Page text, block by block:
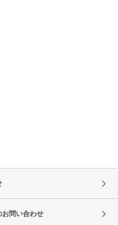
お問い合わせ